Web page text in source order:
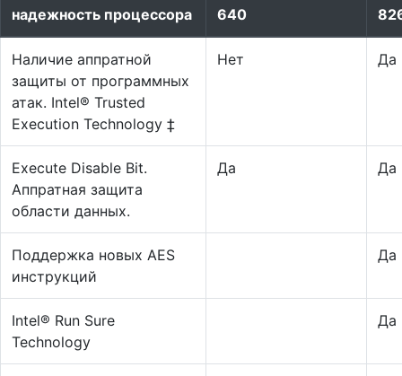
надежность процессора
640
Наличие аппратной
защиты от программных
атак. Intel® Trusted
Execution Technology ‡
Нет Да
Execute Disable Bit.
Аппратная защита
области данных.
Да Да
Поддержка новых AES
инструкций
Да
Intel® Run Sure
Technology
Да